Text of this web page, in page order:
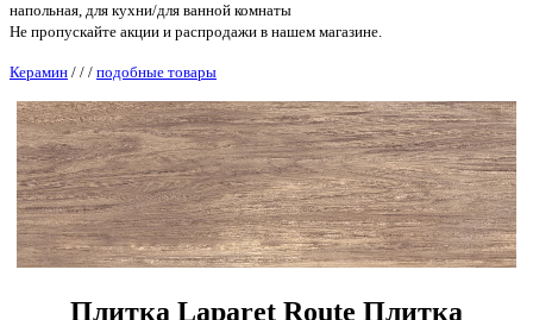
напольная, для кухни/для ванной комнаты
Не пропускайте акции и распродажи в нашем магазине.
Керамин / / / подобные товары
Плитка Laparet Route Плитка